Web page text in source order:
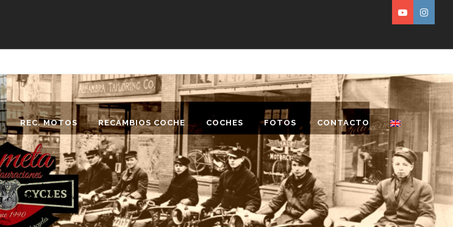
REC. MOTOS RECAMBIOS COCHE COCHES FOTOS CONTACTO